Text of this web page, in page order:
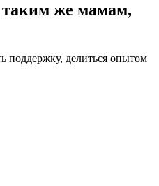
таким же мамам,
поддержку, делиться опытом